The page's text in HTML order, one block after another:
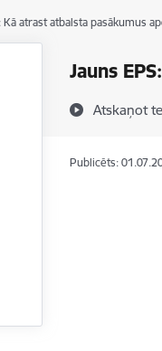
Kā atrast atbalsta pasākumus
Jauns
Atskaņot
Publicēts: